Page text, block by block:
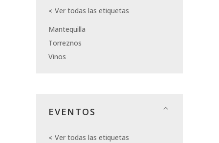
Ver todas las etiquetas
Mantequilla
Torreznos
Vinos
EVENTOS
Ver todas las etiquetas